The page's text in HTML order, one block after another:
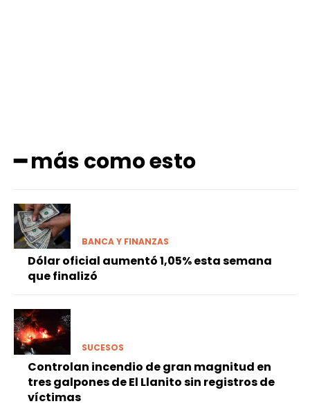
━ más como esto
BANCA Y FINANZAS
Dólar oficial aumentó 1,05% esta semana
que finalizó
SUCESOS
Controlan incendio de gran magnitud en
tres galpones de El Llanito sin registros de
víctimas